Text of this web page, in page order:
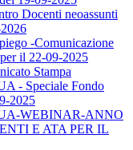
Docenti neoassunti
-Comunicazione
il 22-09-2025
Stampa
- Speciale Fondo
2025
WEBINAR-ANNO
E ATA PER IL